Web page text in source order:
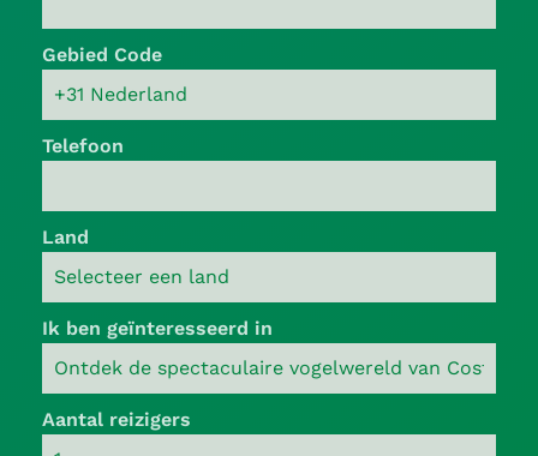
Gebied Code
Telefoon
Land
Ik ben geïnteresseerd in
Aantal reizigers